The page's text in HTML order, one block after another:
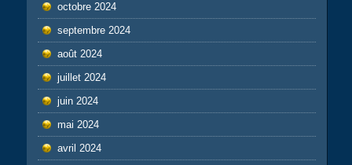
octobre 2024
septembre 2024
août 2024
juillet 2024
juin 2024
mai 2024
avril 2024